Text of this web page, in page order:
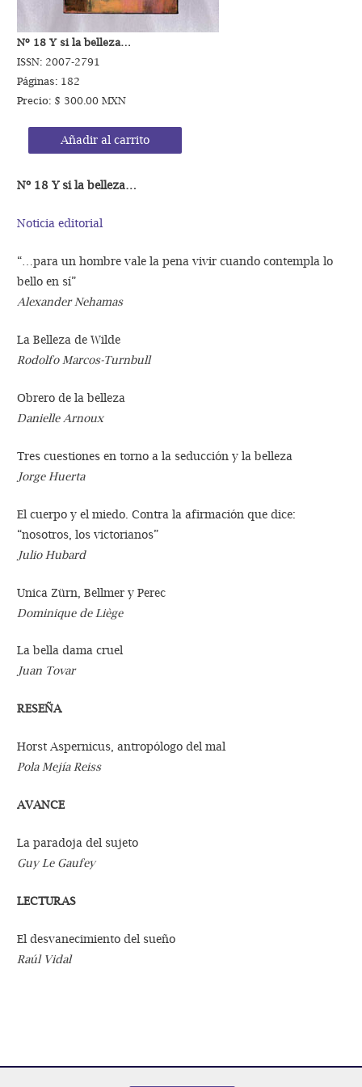
Nº 18 Y si la belleza…
ISSN: 2007-2791
Páginas: 182
Precio: $ 300.00 MXN
Añadir al carrito
Nº 18 Y si la belleza…
Noticia editorial
“…para un hombre vale la pena vivir cuando contempla lo
bello en sí”
Alexander Nehamas
La Belleza de Wilde
Rodolfo Marcos-Turnbull
Obrero de la belleza
Danielle Arnoux
Tres cuestiones en torno a la seducción y la belleza
Jorge Huerta
El cuerpo y el miedo. Contra la afirmación que dice:
“nosotros, los victorianos”
Julio Hubard
Unica Zürn, Bellmer y Perec
Dominique de Liège
La bella dama cruel
Juan Tovar
RESEÑA
Horst Aspernicus, antropólogo del mal
Pola Mejía Reiss
AVANCE
La paradoja del sujeto
Guy Le Gaufey
LECTURAS
El desvanecimiento del sueño
Raúl Vidal
Navegación